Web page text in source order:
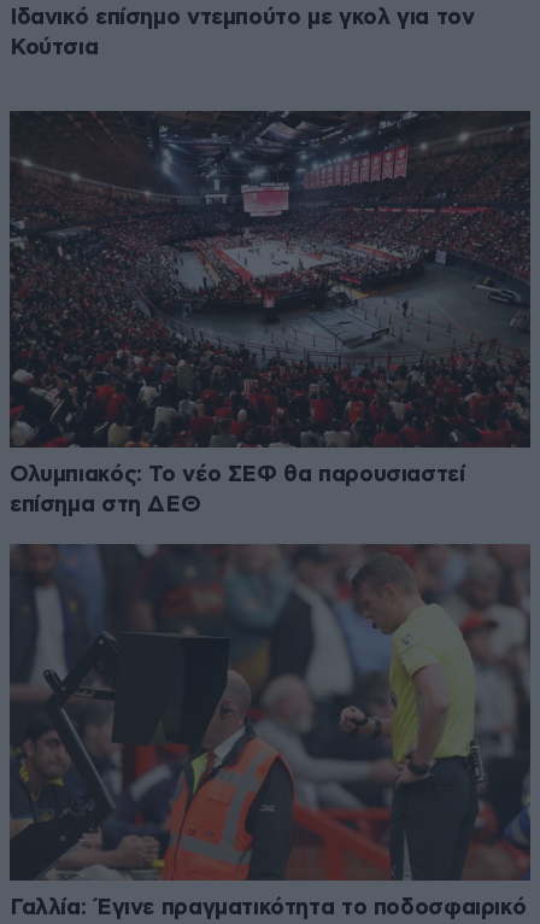
Ιδανικό επίσημο ντεμπούτο με γκολ για τον
Κούτσια
Ολυμπιακός: Το νέο ΣΕΦ θα παρουσιαστεί
επίσημα στη ΔΕΘ
Γαλλία: Έγινε πραγματικότητα το ποδοσφαιρικό